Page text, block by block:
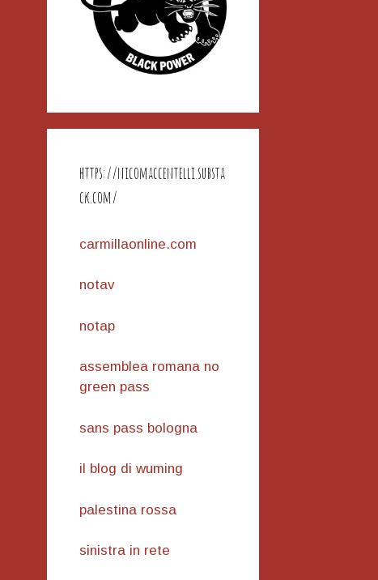
https://nicomaccentelli.substa
ck.com/
carmillaonline.com
notav
notap
assemblea romana no
green pass
sans pass bologna
il blog di wuming
palestina rossa
sinistra in rete